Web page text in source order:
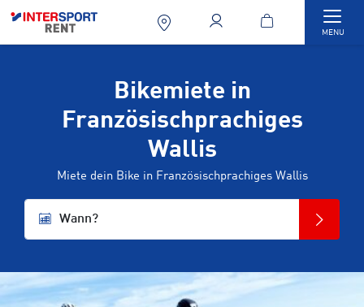
MENU
Bikemiete in
Französischprachiges
Wallis
Miete dein Bike in Französischprachiges Wallis
Wann?